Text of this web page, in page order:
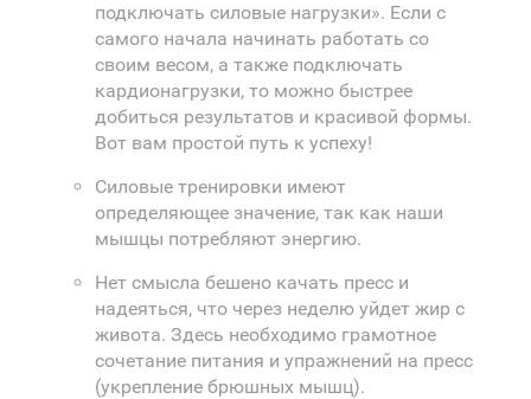
подключать силовые нагрузки». Если с
самого начала начинать работать со
своим весом, а также подключать
кардионагрузки, то можно быстрее
добиться результатов и красивой формы.
Вот вам простой путь к успеху!
Силовые тренировки имеют
определяющее значение, так как наши
мышцы потребляют энергию.
Нет смысла бешено качать пресс и
надеяться, что через неделю уйдет жир с
живота. Здесь необходимо грамотное
сочетание питания и упражнений на пресс
(укрепление брюшных мышц).